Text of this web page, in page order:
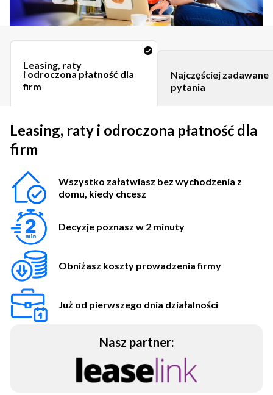
Leasing, raty
i odroczona płatność dla
firm
Najczęściej zadawane
pytania
Leasing, raty i odroczona płatność dla
firm
Wszystko załatwiasz bez wychodzenia z
domu, kiedy chcesz
Decyzje poznasz w 2 minuty
Obniżasz koszty prowadzenia firmy
Już od pierwszego dnia działalności
Nasz partner: